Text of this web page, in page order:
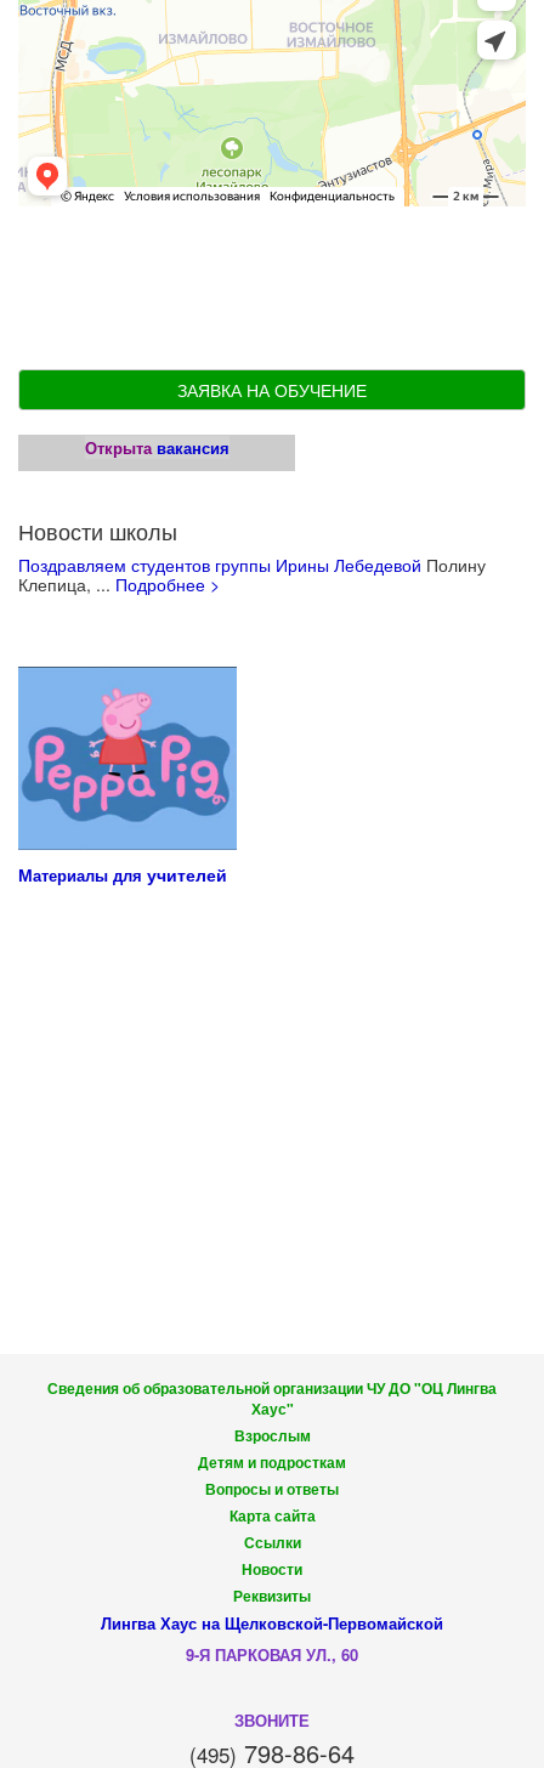
ЗАЯВКА НА ОБУЧЕНИЕ
Открыта вакансия
Новости школы
Поздравляем студентов группы Ирины Лебедевой Полину
Клепица, ... Подробнее >
Материалы для учителей
Сведения об образовательной организации ЧУ ДО "ОЦ Лингва
Хаус"
Взрослым
Детям и подросткам
Вопросы и ответы
Карта сайта
Ссылки
Новости
Реквизиты
Лингва Хаус на Щелковской-Первомайской
9-Я ПАРКОВАЯ УЛ., 60
ЗВОНИТЕ
(495) 798-86-64